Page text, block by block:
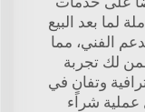
لما بعد البيع
الفني، مما
لك تجربة
وتفانٍ في
شراء